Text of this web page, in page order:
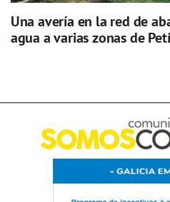
Una avería en la red de
agua a varias zonas de